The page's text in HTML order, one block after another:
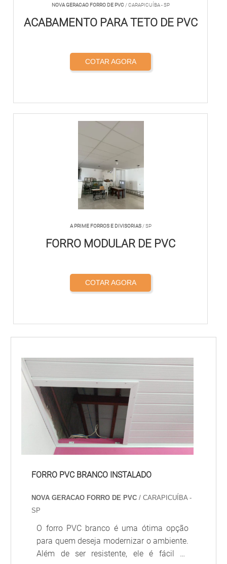
NOVA GERACAO FORRO DE PVC/ CARAPICUÍBA - SP
ACABAMENTO PARA TETO DE PVC
COTAR AGORA
A PRIME FORROS E DIVISORIAS/ SP
FORRO MODULAR DE PVC
COTAR AGORA
FORRO PVC BRANCO INSTALADO
NOVA GERACAO FORRO DE PVC/ CARAPICUÍBA -
SP
O forro PVC branco é uma ótima opção
para quem deseja modernizar o ambiente.
Além de ser resistente, ele é fácil de